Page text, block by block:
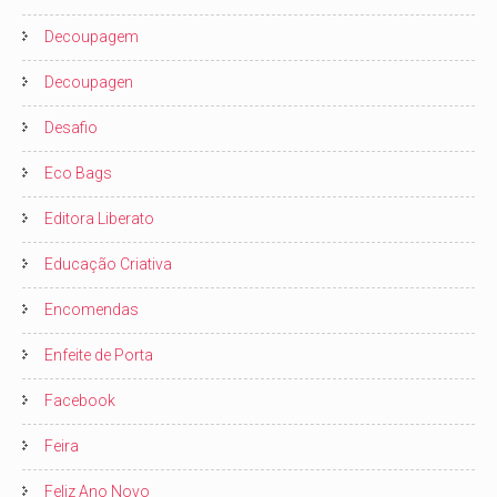
Decoupagem
Decoupagen
Desafio
Eco Bags
Editora Liberato
Educação Criativa
Encomendas
Enfeite de Porta
Facebook
Feira
Feliz Ano Novo